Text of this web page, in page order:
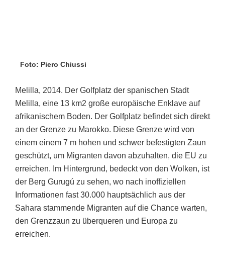
Foto: Piero Chiussi
Melilla, 2014. Der Golfplatz der spanischen Stadt
Melilla, eine 13 km2 große europäische Enklave auf
afrikanischem Boden. Der Golfplatz befindet sich direkt
an der Grenze zu Marokko. Diese Grenze wird von
einem einem 7 m hohen und schwer befestigten Zaun
geschützt, um Migranten davon abzuhalten, die EU zu
erreichen. Im Hintergrund, bedeckt von den Wolken, ist
der Berg Gurugú zu sehen, wo nach inoffiziellen
Informationen fast 30.000 hauptsächlich aus der
Sahara stammende Migranten auf die Chance warten,
den Grenzzaun zu überqueren und Europa zu
erreichen.